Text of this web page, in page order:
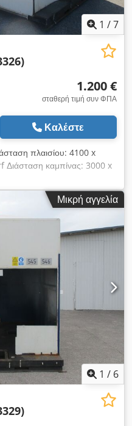
1 /7
1.200 €
σταθερή τιμή συν ΦΠΑ
Καλέστε
πλαισίου: 4100 x
καμπίνας: 3000 x
600 mm
Μικρή αγγελία
1 / 6